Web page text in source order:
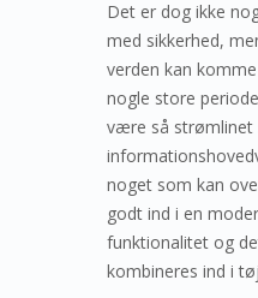
Det er dog ikke
med sikkerhed,
verden kan
nogle store
være så strømlinet
noget som kan
godt ind i en
funktionalitet og
kombineres ind i